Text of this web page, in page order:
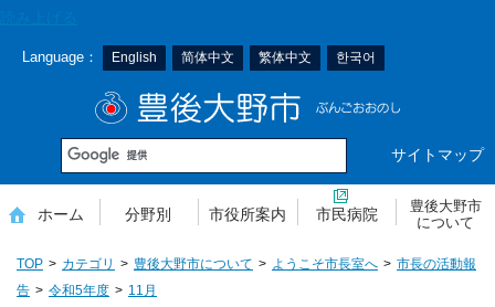
Language： English 简体中文 繁体中文 한국어
サイトマップ
ホーム 分野別 市役所案内 市民病院
豊後大野市
について
TOP カテゴリ 豊後大野市について ようこそ市長室へ
市長の活動報
告
令和5年度
11月